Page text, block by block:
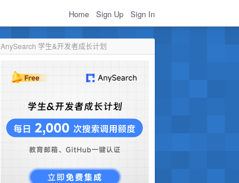
Home Sign Up Sign In
AnySearch 学生&开发者成长计划